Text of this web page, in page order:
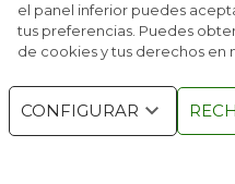
el panel inferior puedes
tus preferencias. Puedes
de cookies y tus derechos en
CONFIGURAR
MILANO CORTINA